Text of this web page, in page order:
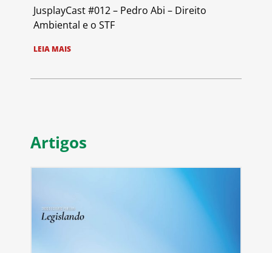
JusplayCast #012 – Pedro Abi – Direito
Ambiental e o STF
LEIA MAIS
Artigos